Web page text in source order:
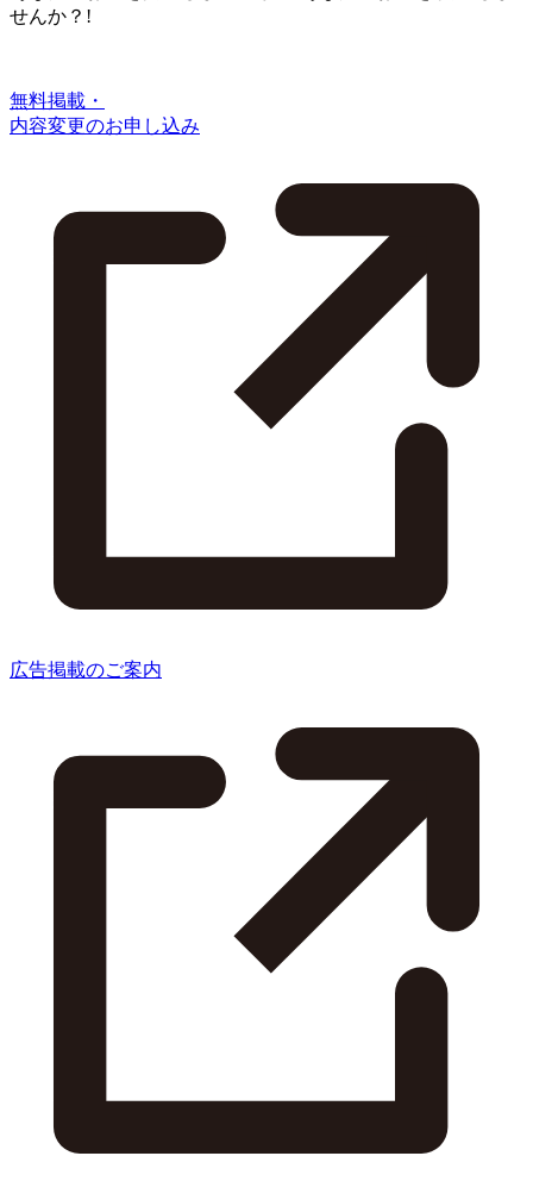
せんか？!
無料掲載・
内容変更のお申し込み
広告掲載のご案内